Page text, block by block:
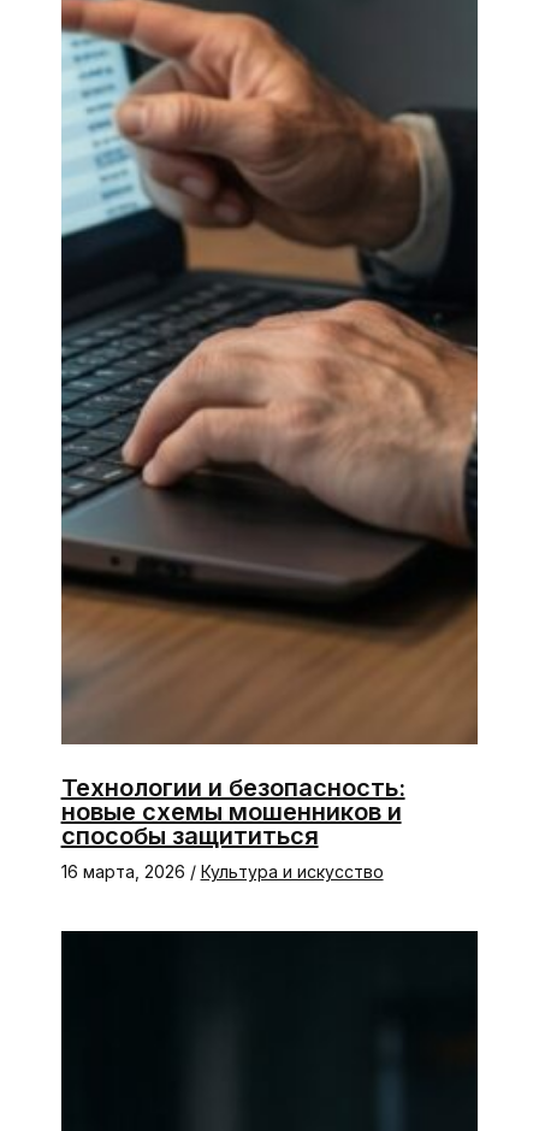
Технологии и безопасность:
новые схемы мошенников и
способы защититься
16 марта, 2026 / Культура и искусство